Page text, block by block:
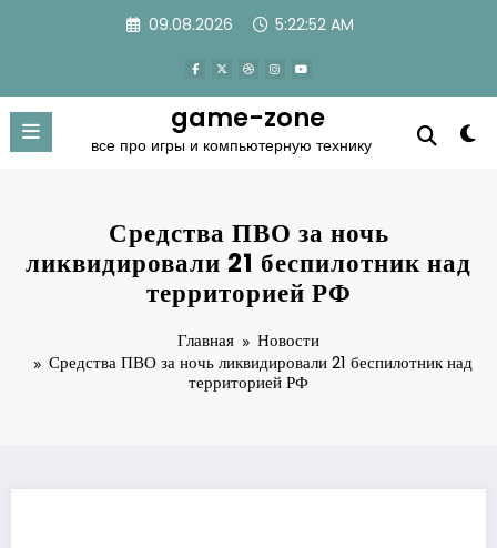
09.08.2026 5:22:52 AM
game-zone
все про игры и компьютерную технику
Средства ПВО за ночь
ликвидировали 21 беспилотник над
территорией РФ
Главная
Новости
Средства ПВО за ночь ликвидировали 21 беспилотник над
территорией РФ